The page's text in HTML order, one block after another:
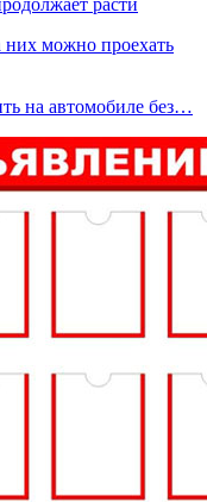
них можно проехать
на автомобиле без…